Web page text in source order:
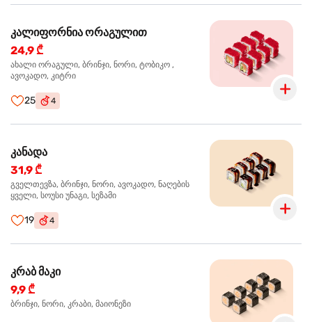
კალიფორნია ორაგულით
24,9 ₾
ახალი ორაგული, ბრინჯი, ნორი, ტობიკო ,
ავოკადო, კიტრი
25 4
კანადა
31,9 ₾
გველთევზა, ბრინჯი, ნორი, ავოკადო, ნაღების
ყველი, სოუსი უნაგი, სეზამი
19 4
კრაბ მაკი
9,9 ₾
ბრინჯი, ნორი, კრაბი, მაიონეზი